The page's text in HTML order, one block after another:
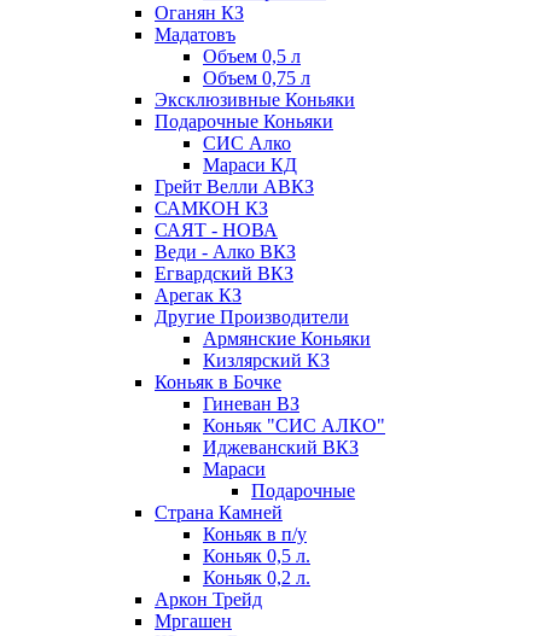
Оганян КЗ
Мадатовъ
Объем 0,5 л
Объем 0,75 л
Эксклюзивные Коньяки
Подарочные Коньяки
СИС Алко
Мараси КД
Грейт Велли АВКЗ
САМКОН КЗ
САЯТ - НОВА
Веди - Алко ВКЗ
Егвардский ВКЗ
Арегак КЗ
Другие Производители
Армянские Коньяки
Кизлярский КЗ
Коньяк в Бочке
Гиневан ВЗ
Коньяк "СИС АЛКО"
Иджеванский ВКЗ
Мараси
Подарочные
Страна Камней
Коньяк в п/у
Коньяк 0,5 л.
Коньяк 0,2 л.
Аркон Трейд
Мргашен